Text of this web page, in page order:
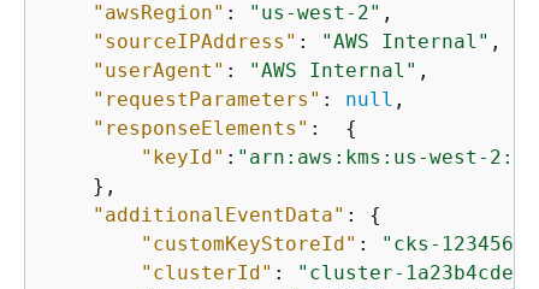
"awsRegion" : "us-west-2" ,
"sourceIPAddress" : "AWS Internal" ,
"userAgent" : "AWS Internal" ,
"requestParameters" : null ,
"responseElements" : {
"keyId" : "arn:aws:kms:us-west-
    },
"additionalEventData" : {
"customKeyStoreId" :
"cks-
"clusterId" :
"cluster-